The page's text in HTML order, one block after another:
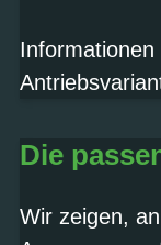
Informationen
Die
Wir zeigen,